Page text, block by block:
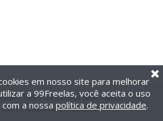
Todos os direitos reservados.
| Política de privacidade
em nosso site para melhorar
a 99Freelas, você aceita o uso
a nossa política de privacidade.